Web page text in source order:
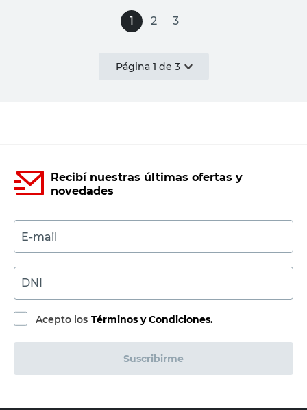
1 2 3
Página 1 de 3
Recibí nuestras últimas ofertas y
novedades
E-mail
DNI
Acepto los Términos y Condiciones.
Suscribirme